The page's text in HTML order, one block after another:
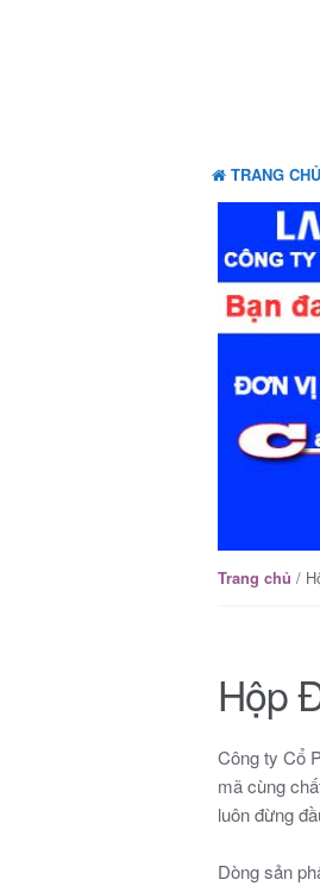
TRANG CHỦ
Trang chủ /
Hộp
Công ty Cổ
mã cùng
luôn đừng
Dòng sản